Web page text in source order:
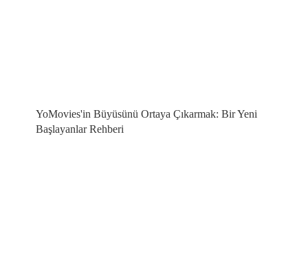
YoMovies'in Büyüsünü Ortaya Çıkarmak: Bir Yeni
Başlayanlar Rehberi